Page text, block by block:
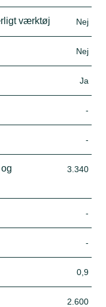
værktøj Nej
Nej
Ja
-
-
3.340
-
-
0,9
2.600